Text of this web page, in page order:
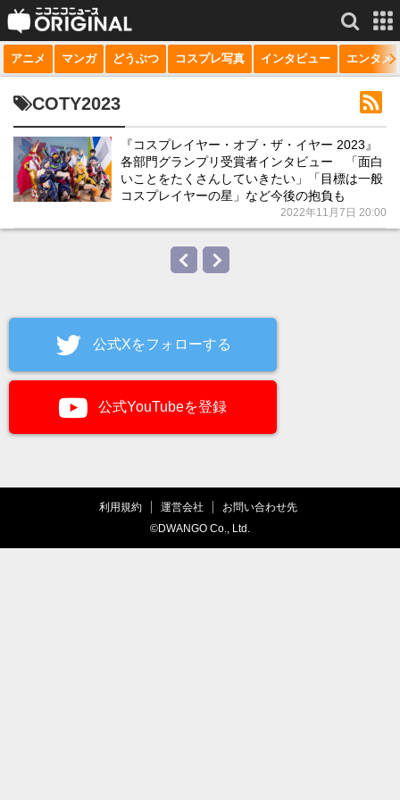
サービス一覧 もっと見る
動画
生放送
ニュース
アニメ マンガ どうぶつ コスプレ写真 インタビュー エンタメ
COTY2023
『コスプレイヤー・オブ・ザ・イヤー 2023』
各部門グランプリ受賞者インタビュー 「面白
いことをたくさんしていきたい」「目標は一般
コスプレイヤーの星」など今後の抱負も
2022年11月7日 20:00
公式Xをフォローする
公式YouTubeを登録
利用規約 運営会社
お問い合わせ先
©DWANGO Co., Ltd.